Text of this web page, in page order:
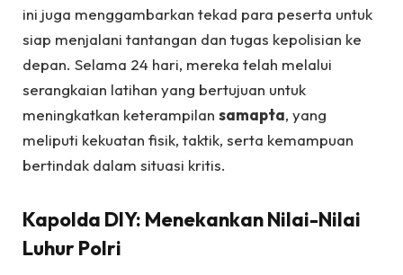
ini juga menggambarkan tekad para peserta untuk
siap menjalani tantangan dan tugas kepolisian ke
depan. Selama 24 hari, mereka telah melalui
serangkaian latihan yang bertujuan untuk
meningkatkan keterampilan samapta, yang
meliputi kekuatan fisik, taktik, serta kemampuan
bertindak dalam situasi kritis.
Kapolda DIY: Menekankan Nilai-Nilai
Luhur Polri